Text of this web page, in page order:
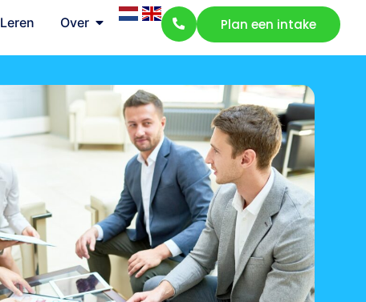
Leren Over Plan een intake